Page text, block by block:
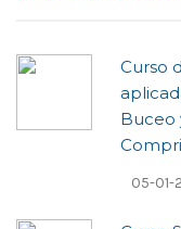
Curso
Buceo
05-01-